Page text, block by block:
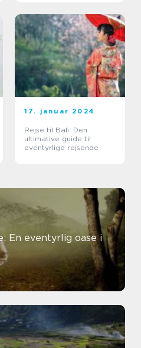
17. januar 2024
Rejse til Bali: Den
ultimative guide til
eventyrlige rejsende
En eventyrlig oase i